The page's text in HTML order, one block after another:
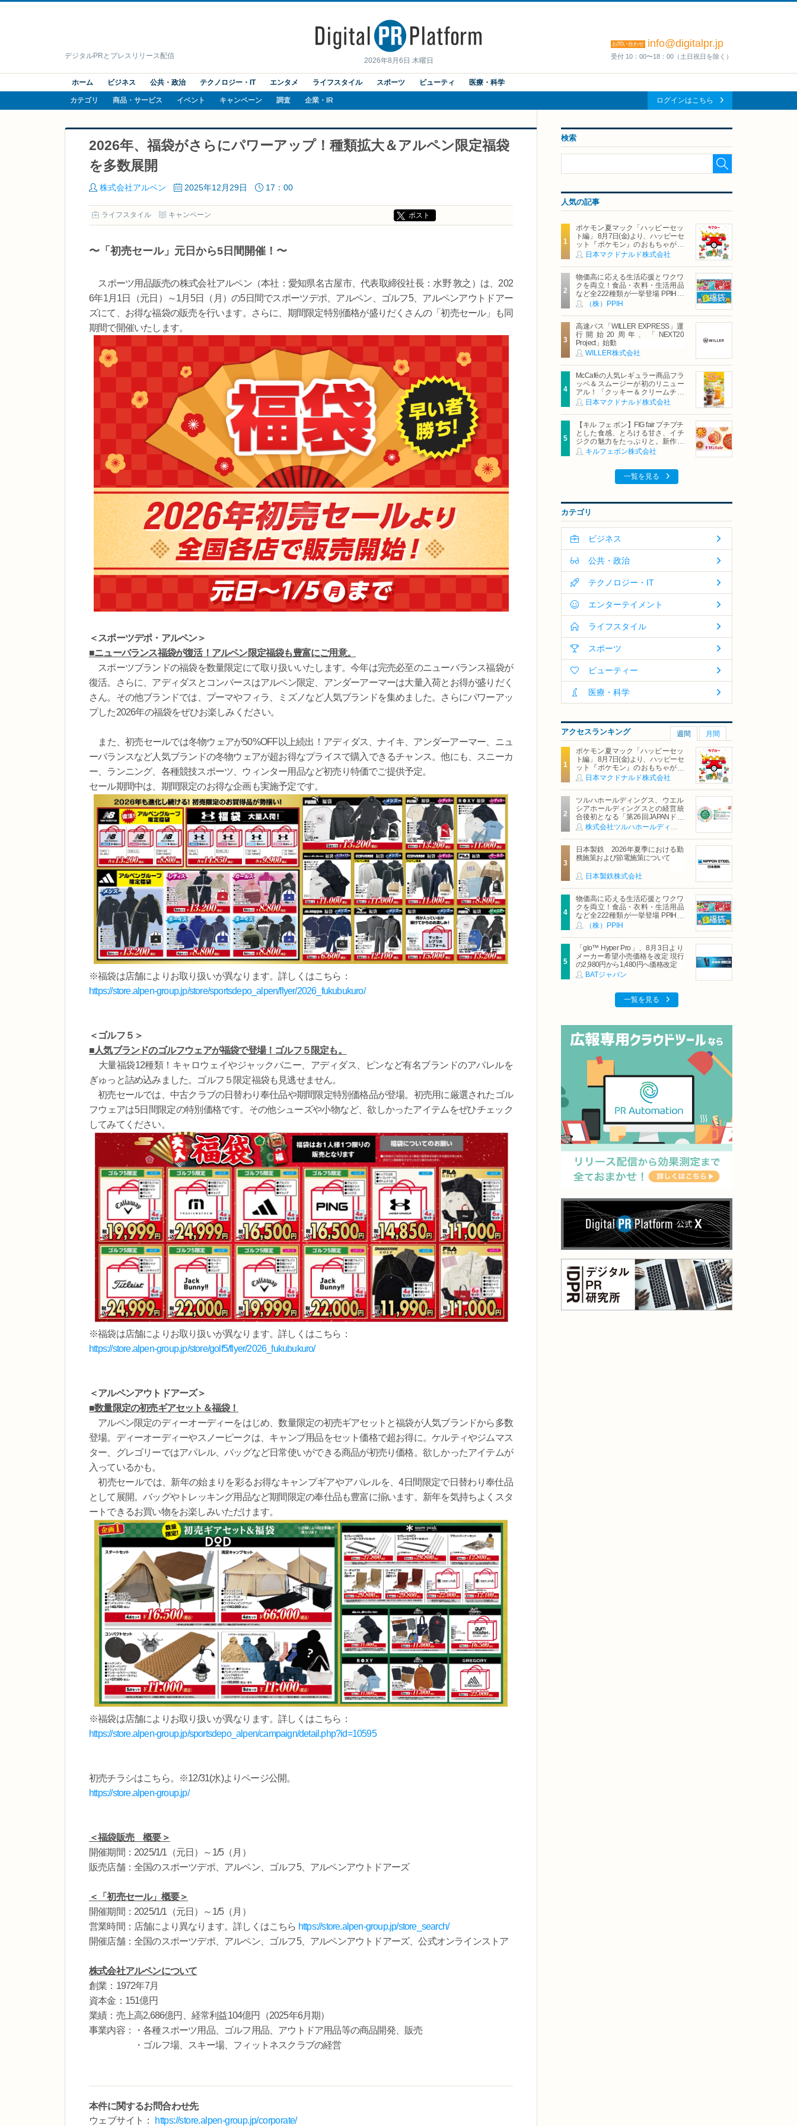
2026年8月6日 木曜日
デジタルPRとプレスリリース配信
お問い合わせ info@digitalpr.jp
受付 10：00〜18：00（土日祝日を除く）
ホーム ビジネス 公共・政治 テクノロジー・IT エンタメ ライフスタイル スポーツ ビューティ 医療・科学
カテゴリ 商品・サービス イベント キャンペーン 調査 企業・IR ログインはこちら
2026年、福袋がさらにパワーアップ！種類拡大＆アルペン限定福袋
を多数展開
株式会社アルペン 2025年12月29日 17：00
ライフスタイル キャンペーン ポスト
〜「初売セール」元日から5日間開催！〜
スポーツ用品販売の株式会社アルペン（本社：愛知県名古屋市、代表取締役社長：水野 敦之）は、202
6年1月1日（元日）～1月5日（月）の5日間でスポーツデポ、アルペン、ゴルフ5、アルペンアウトドアー
ズにて、お得な福袋の販売を行います。さらに、期間限定特別価格が盛りだくさんの「初売セール」も同
期間で開催いたします。
＜スポーツデポ・アルペン＞
■ニューバランス福袋が復活！アルペン限定福袋も豊富にご用意。
スポーツブランドの福袋を数量限定にて取り扱いいたします。今年は完売必至のニューバランス福袋が
復活。さらに、アディダスとコンバースはアルペン限定、アンダーアーマーは大量入荷とお得が盛りだく
さん。その他ブランドでは、プーマやフィラ、ミズノなど人気ブランドを集めました。さらにパワーアッ
プした2026年の福袋をぜひお楽しみください。
また、初売セールでは冬物ウェアが50%OFF以上続出！アディダス、ナイキ、アンダーアーマー、ニュ
ーバランスなど人気ブランドの冬物ウェアが超お得なプライスで購入できるチャンス。他にも、スニーカ
ー、ランニング、各種競技スポーツ、ウィンター用品など初売り特価でご提供予定。
セール期間中は、期間限定のお得な企画も実施予定です。
※福袋は店舗によりお取り扱いが異なります。詳しくはこちら：
https://store.alpen-group.jp/store/sportsdepo_alpen/flyer/2026_fukubukuro/
＜ゴルフ５＞
■人気ブランドのゴルフウェアが福袋で登場！ゴルフ５限定も。
大量福袋12種類！キャロウェイやジャックバニー、アディダス、ピンなど有名ブランドのアパレルを
ぎゅっと詰め込みました。ゴルフ５限定福袋も見逃せません。
初売セールでは、中古クラブの日替わり奉仕品や期間限定特別価格品が登場。初売用に厳選されたゴル
フウェアは5日間限定の特別価格です。その他シューズや小物など、欲しかったアイテムをぜひチェック
してみてください。
※福袋は店舗によりお取り扱いが異なります。詳しくはこちら：
https://store.alpen-group.jp/store/golf5/flyer/2026_fukubukuro/
＜アルペンアウトドアーズ＞
■数量限定の初売ギアセット＆福袋！
アルペン限定のディーオーディーをはじめ、数量限定の初売ギアセットと福袋が人気ブランドから多数
登場。ディーオーディーやスノーピークは、キャンプ用品をセット価格で超お得に。ケルティやジムマス
ター、グレゴリーではアパレル、バッグなど日常使いができる商品が初売り価格。欲しかったアイテムが
入っているかも。
初売セールでは、新年の始まりを彩るお得なキャンプギアやアパレルを、4日間限定で日替わり奉仕品
として展開。バッグやトレッキング用品など期間限定の奉仕品も豊富に揃います。新年を気持ちよくスタ
ートできるお買い物をお楽しみいただけます。
※福袋は店舗によりお取り扱いが異なります。詳しくはこちら：
https://store.alpen-group.jp/sportsdepo_alpen/campaign/detail.php?id=10595
初売チラシはこちら。※12/31(水)よりページ公開。
https://store.alpen-group.jp/
＜福袋販売 概要＞
開催期間：2025/1/1（元日）～1/5（月）
販売店舗：全国のスポーツデポ、アルペン、ゴルフ5、アルペンアウトドアーズ
＜「初売セール」概要＞
開催期間：2025/1/1（元日）～1/5（月）
営業時間：店舗により異なります。詳しくはこちら https://store.alpen-group.jp/store_search/
開催店舗：全国のスポーツデポ、アルペン、ゴルフ5、アルペンアウトドアーズ、公式オンラインストア
株式会社アルペンについて
創業：1972年7月
資本金：151億円
業績：売上高2,686億円、経常利益104億円（2025年6月期）
事業内容：・各種スポーツ用品、ゴルフ用品、アウトドア用品等の商品開発、販売
・ゴルフ場、スキー場、フィットネスクラブの経営
本件に関するお問合わせ先
ウェブサイト：
https://store.alpen-group.jp/corporate/
検索
人気の記事
ポケモン夏マック「ハッピーセッ
ト編」 8月7日(金)より、ハッピーセ
ット『ポケモン』のおもちゃが期
間限定登場
日本マクドナルド株式会社
物価高に応える生活応援とワクワ
クを両立！食品・衣料・生活用品
など全222種類が一挙登場 PPIHグ
ループ「夏福袋」＆セール 8月6日
(木)より順次スタート
（株）PPIH
高速バス「WILLER EXPRESS」運
行開始20周年、「NEXT20
Project」始動
WILLER株式会社
McCaféの人気レギュラー商品フラ
ッペ＆スムージーが初のリニュー
アル！「クッキー＆クリームチョ
コフラッペ」「マンゴースムージ
ー」8月5日（水）から販売開始
日本マクドナルド株式会社
【キル フェ ボン】FIG fair プチプチ
とした食感、とろける甘さ、イチ
ジクの魅力をたっぷりと。新作を
含め、イチジク尽くしの全4種が登
場8月20日（木）スタート
キルフェボン株式会社
一覧を見る
カテゴリ
ビジネス
公共・政治
テクノロジー・IT
エンターテイメント
ライフスタイル
スポーツ
ビューティー
医療・科学
アクセスランキング 週間 月間
ポケモン夏マック「ハッピーセッ
ト編」 8月7日(金)より、ハッピーセ
ット『ポケモン』のおもちゃが期
間限定登場
日本マクドナルド株式会社
ツルハホールディングス、ウエル
シアホールディングスとの経営統
合後初となる「第26回JAPANドラ
ッグストアショー」に出展
株式会社ツルハホールディングス
日本製鉄 2026年夏季における勤
務施策および節電施策について
日本製鉄株式会社
物価高に応える生活応援とワクワ
クを両立！食品・衣料・生活用品
など全222種類が一挙登場 PPIHグ
ループ「夏福袋」＆セール 8月6日
（株）PPIH
「glo™ Hyper Pro」、8月3日より
メーカー希望小売価格を改定 現行
の2,980円から1,480円へ価格改定
BATジャパン
一覧を見る